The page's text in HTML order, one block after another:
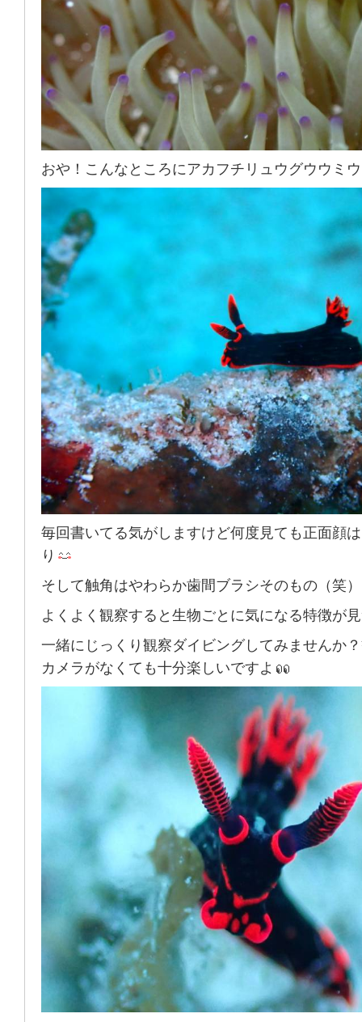
おや！こんなところにアカフチリュウグウウミ
毎回書いてる気がしますけど何度見ても正面顔
り
そして触角はやわらか歯間ブラシそのもの（笑）
よくよく観察すると生物ごとに気になる特徴が
一緒にじっくり観察ダイビングしてみませんか
カメラがなくても十分楽しいですよ